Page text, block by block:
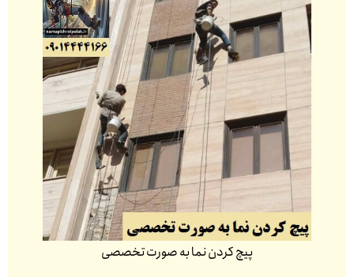
پیچ کردن نما به صورت تخصصی